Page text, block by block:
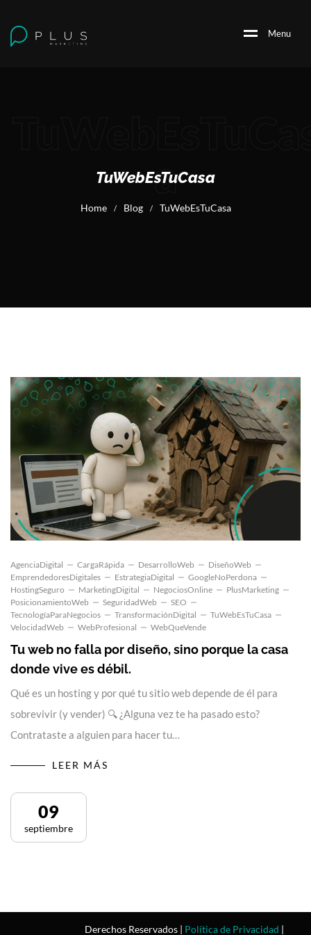
Menu
a
TuWebEsTuCasa
Home / Blog / TuWebEsTuCasa
AgenciaDigital CargaRápida DesarrolloWeb
DiseñoWeb
EmprendedoresDigitales
EstrategiaDigital
GoogleNoPerdona
HostingSeguro
MarketingDigital NegociosOnline
PlusMarketing
PosicionamientoWeb
SeguridadWeb
SEO
TecnologíaParaNegocios
TransformaciónDigital
TuWebEsTuCasa
VelocidadWeb
WebProfesional WebQueVende
Tu web no falla por diseño, sino porque la casa
donde vive es débil.
Qué es un hosting y por qué tu sitio web depende de él para
sobrevivir (y vender) 🔍 ¿Alguna vez te ha pasado esto?
Contrataste a alguien para hacer tu…
LEER MÁS
09
septiembre
Derechos Reservados | Política de Privacidad |